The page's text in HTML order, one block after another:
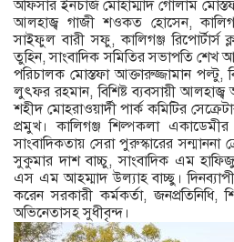
অফিসার ইনচার্জ মোহাম্মাদ গোলাম
আলহাজ্ব গাজী শওকত হোসেন,
সাইফুল বারী সফু, কালিগঞ্জ রিপোর্টার্স
তুহিন, সাংবাদিক সমিতির সভাপতি
পরিচালক মোস্তফা আক্তারুজ্জামান পল্টু,
লুৎফর রহমান, বিশিষ্ট ব্যবসায়ী
শহীদ মোহরাওয়ার্দী পার্ক কমিটির
প্রমুখ। কালিগঞ্জ শিল্পকলা
সাংবাদিকতায় সেরা পুরুস্কারের সন্মাননা
সুকুমার দাশ বাচ্চু, সাংবাদিক এম
এস এম আহম্মাদ উল্যাহ বাচ্ছু।
করেন সরকারী কর্মকর্তা, জনপ্রতিনিধি,
অভিনেতাসহ সুধীবৃন্দ।